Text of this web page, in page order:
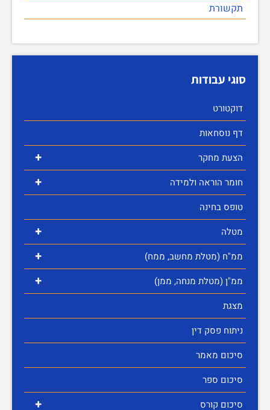
תקשורת
סוגי עבודות
דוקטורט
דף נוסחאות
+ הצעת מחקר
+
חומר הוראה ולמידה
טופס בחינה
+ מטלה
+ ממ"ח (מטלת מחשב, ממח)
+
ממ"ן (מטלת מנחה, ממן)
מצגת
ניתוח פסק דין
סיכום מאמר
סיכום ספר
+
סיכום קורס